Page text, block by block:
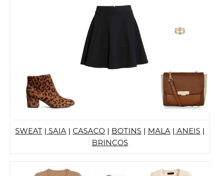
SWEAT | SAIA | CASACO | BOTINS | MALA | ANEIS |
BRINCOS